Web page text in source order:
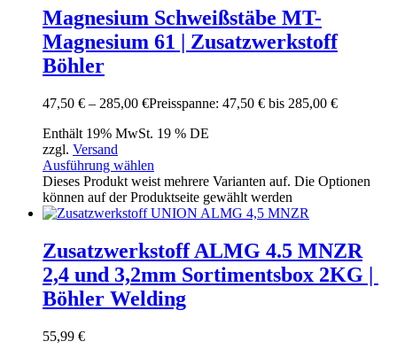
Magnesium Schweißstäbe MT-
Magnesium 61 | Zusatzwerkstoff
Böhler
47,50 € – 285,00 €Preisspanne: 47,50 € bis 285,00 €
Enthält 19% MwSt. 19 % DE
zzgl. Versand
Ausführung wählen
Dieses Produkt weist mehrere Varianten auf. Die Optionen
können auf der Produktseite gewählt werden
Zusatzwerkstoff ALMG 4.5 MNZR
2,4 und 3,2mm Sortimentsbox 2KG |
Böhler Welding
55,99 €